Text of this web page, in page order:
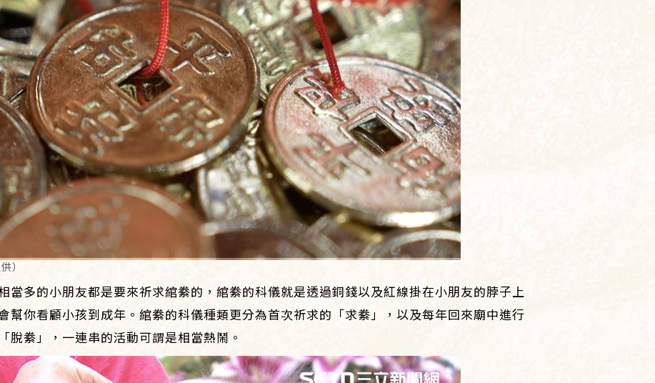
）
當多的小朋友都是要來祈求綰絭的，綰絭的科儀就是透過銅錢以及紅線掛在小朋友的脖子上
幫你看顧小孩到成年。綰絭的科儀種類更分為首次祈求的「求絭」，以及每年回來廟中進行
脫絭」，一連串的活動可謂是相當熱鬧。